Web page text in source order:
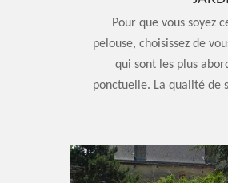
Pour que vous soyez
pelouse, choisissez de
qui sont les plus
ponctuelle. La qualité de